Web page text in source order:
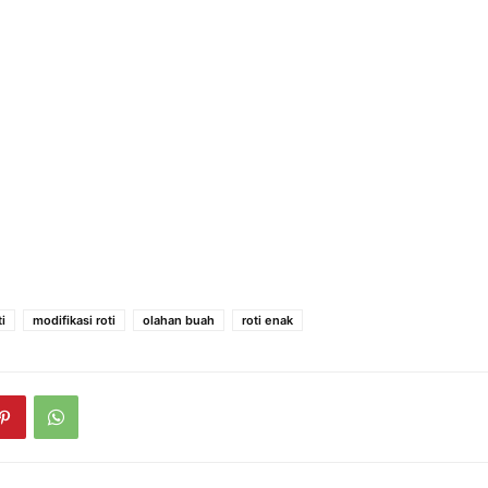
modifikasi roti olahan buah roti enak